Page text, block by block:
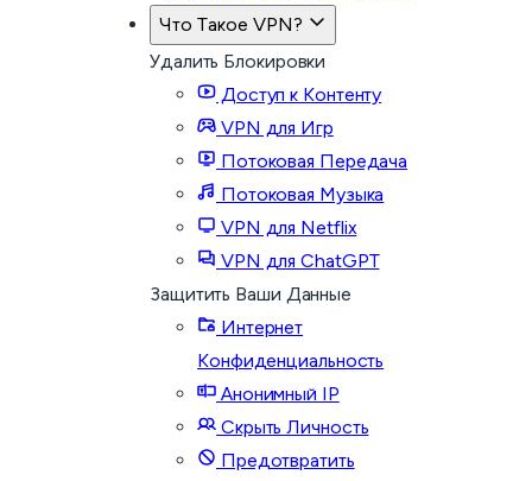
Что Такое VPN?
Удалить Блокировки
Доступ к Контенту
VPN для Игр
Потоковая Передача
Потоковая Музыка
VPN для Netflix
VPN для ChatGPT
Защитить Ваши Данные
Интернет
Конфиденциальность
Анонимный IP
Скрыть Личность
Предотвратить